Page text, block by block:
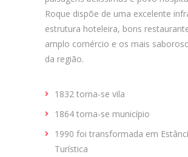
Roque dispõe de uma excelente
estrutura hoteleira, bons
amplo comércio e os mais
da região.
1832 torna-se vila
1864 torna-se município
1990 foi transformada em
Turística